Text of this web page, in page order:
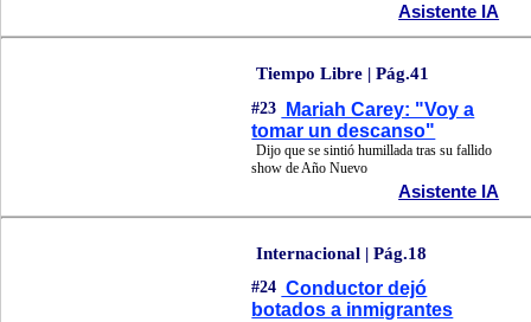
Asistente IA
Tiempo Libre | Pág.41
#23
Mariah Carey: "Voy a
tomar un descanso"
Dijo que se sintió humillada tras su fallido
show de Año Nuevo
Asistente IA
Internacional | Pág.18
#24 Conductor dejó
botados a inmigrantes